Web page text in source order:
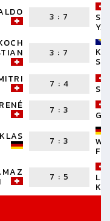
3 : 7
3 : 7
7 : 4
7 :3
G.
7 :3
7 : 5